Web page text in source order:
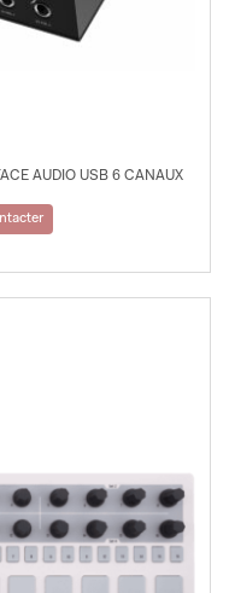
AUDIO USB 6 CANAUX